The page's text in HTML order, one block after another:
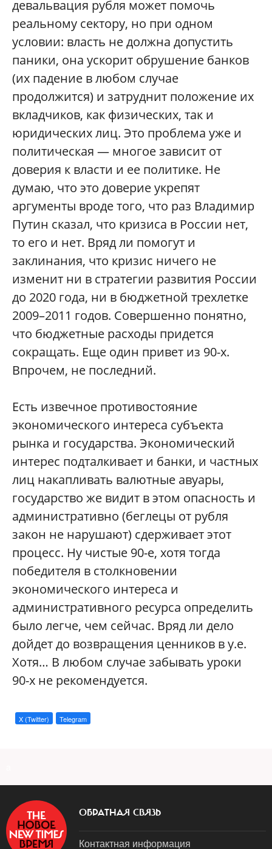
девальвация рубля может помочь
реальному сектору, но при одном
условии: власть не должна допустить
паники, она ускорит обрушение банков
(их падение в любом случае
продолжится) и затруднит положение их
вкладчиков, как физических, так и
юридических лиц. Это проблема уже и
политическая — многое зависит от
доверия к власти и ее политике. Не
думаю, что это доверие укрепят
аргументы вроде того, что раз Владимир
Путин сказал, что кризиса в России нет,
то его и нет. Вряд ли помогут и
заклинания, что кризис ничего не
изменит ни в стратегии развития России
до 2020 года, ни в бюджетной трехлетке
2009–2011 годов. Совершенно понятно,
что бюджетные расходы придется
сокращать. Еще один привет из 90-х.
Впрочем, не последний.
Есть извечное противостояние
экономического интереса субъекта
рынка и государства. Экономический
интерес подталкивает и банки, и частных
лиц накапливать валютные авуары,
государство же видит в этом опасность и
административно (беглецы от рубля
закон не нарушают) сдерживает этот
процесс. Ну чистые 90-е, хотя тогда
победителя в столкновении
экономического интереса и
административного ресурса определить
было легче, чем сейчас. Вряд ли дело
дойдет до возвращения ценников в у.е.
Хотя… В любом случае забывать уроки
90-х не рекомендуется.
X (Twitter) Telegram
ОБРАТНАЯ СВЯЗЬ
Контактная информация